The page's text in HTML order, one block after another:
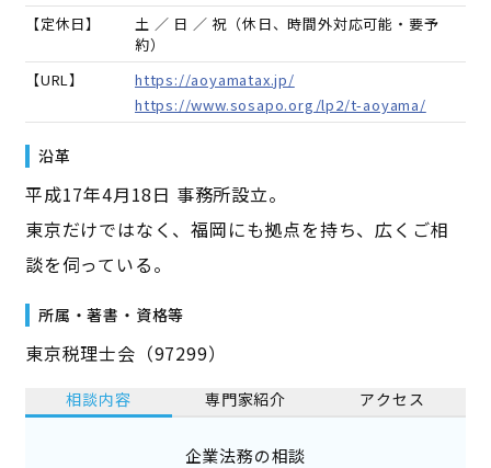
【定休日】
土 ／ 日 ／ 祝（休日、時間外対応可能・要予
約）
【URL】
https://aoyamatax.jp/
https://www.sosapo.org/lp2/t-aoyama/
沿革
平成17年4月18日 事務所設立。
東京だけではなく、福岡にも拠点を持ち、広くご相
談を伺っている。
所属・著書・資格等
東京税理士会（97299）
相談内容 専門家紹介 アクセス
企業法務の相談